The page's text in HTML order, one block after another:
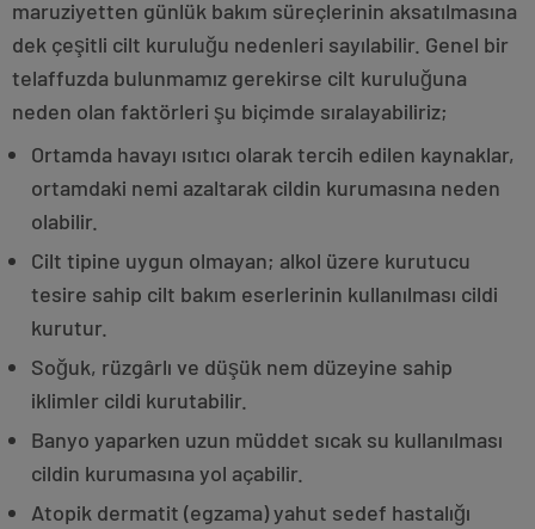
maruziyetten günlük bakım süreçlerinin aksatılmasına
dek çeşitli cilt kuruluğu nedenleri sayılabilir. Genel bir
telaffuzda bulunmamız gerekirse cilt kuruluğuna
neden olan faktörleri şu biçimde sıralayabiliriz;
Ortamda havayı ısıtıcı olarak tercih edilen kaynaklar,
ortamdaki nemi azaltarak cildin kurumasına neden
olabilir.
Cilt tipine uygun olmayan; alkol üzere kurutucu
tesire sahip cilt bakım eserlerinin kullanılması cildi
kurutur.
Soğuk, rüzgârlı ve düşük nem düzeyine sahip
iklimler cildi kurutabilir.
Banyo yaparken uzun müddet sıcak su kullanılması
cildin kurumasına yol açabilir.
Atopik dermatit (egzama) yahut sedef hastalığı